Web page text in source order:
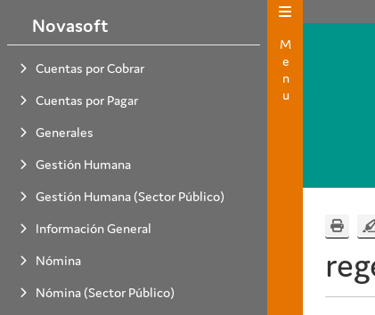
Novasoft
Cuentas por Cobrar
Cuentas por Pagar
Generales
Gestión Humana
Gestión Humana (Sector Público)
Información General
Nómina
Nómina (Sector Público)
Menu